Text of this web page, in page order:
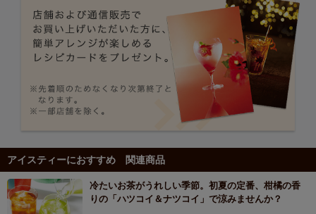
アイスティーにおすすめ 関連商品
冷たいお茶がうれしい季節。初夏の定番、柑橘の香
りの「ハツコイ＆ナツコイ」で涼みませんか？